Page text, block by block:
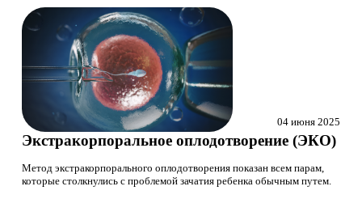
Экстракорпоральное оплодотворение (ЭКО)
Метод экстракорпорального оплодотворения показан всем парам,
которые столкнулись с проблемой зачатия ребенка обычным путем.
04 июня 2025